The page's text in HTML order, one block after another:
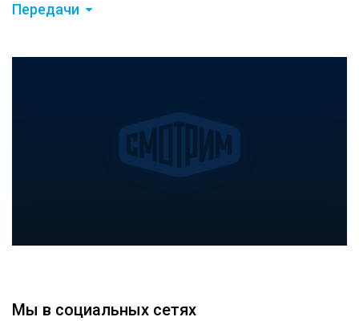
Передачи
Мы в социальных сетях